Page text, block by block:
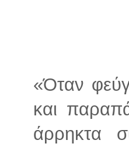
«Όταν
και
άρρηκτα